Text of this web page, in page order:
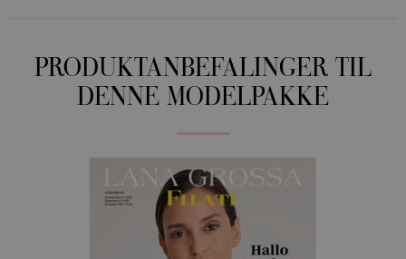
PRODUKTANBEFALINGER TIL
DENNE MODELPAKKE